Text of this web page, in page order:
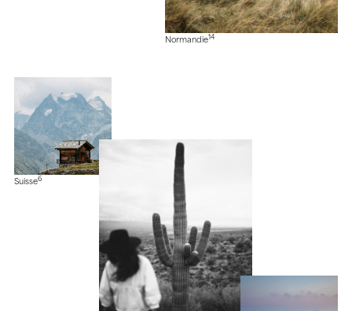
Normandie14
Suisse6